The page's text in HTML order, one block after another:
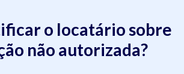
o locatário sobre
não autorizada?